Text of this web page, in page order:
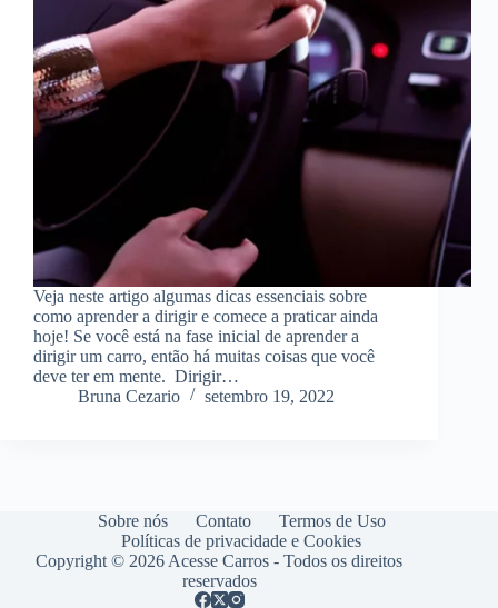
Veja neste artigo algumas dicas essenciais sobre
como aprender a dirigir e comece a praticar ainda
hoje! Se você está na fase inicial de aprender a
dirigir um carro, então há muitas coisas que você
deve ter em mente. Dirigir…
Bruna Cezario
setembro 19, 2022
Sobre nós Contato
Termos de Uso
Políticas de privacidade e Cookies
Copyright © 2026 Acesse Carros - Todos os direitos
reservados